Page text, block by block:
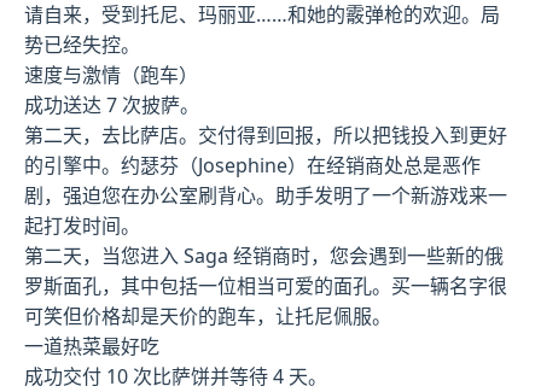
请自来，受到托尼、玛丽亚……和她的霰弹枪的欢迎。局
势已经失控。
速度与激情（跑车）
成功送达 7 次披萨。
第二天，去比萨店。交付得到回报，所以把钱投入到更好
的引擎中。约瑟芬（Josephine）在经销商处总是恶作
剧，强迫您在办公室刷背心。助手发明了一个新游戏来一
起打发时间。
第二天，当您进入 Saga 经销商时，您会遇到一些新的俄
罗斯面孔，其中包括一位相当可爱的面孔。买一辆名字很
可笑但价格却是天价的跑车，让托尼佩服。
一道热菜最好吃
成功交付 10 次比萨饼并等待 4 天。